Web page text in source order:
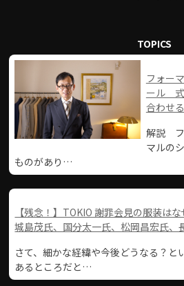
TOPICS
フォー
ール 式
合わせ
解説 フ
マルの
ものがあり…
【残念！】TOKIO 謝罪会見の服装は
城島茂氏、国分太一氏、松岡昌宏氏、
さて、細かな経緯や今後どうなる？と
あるところだと…